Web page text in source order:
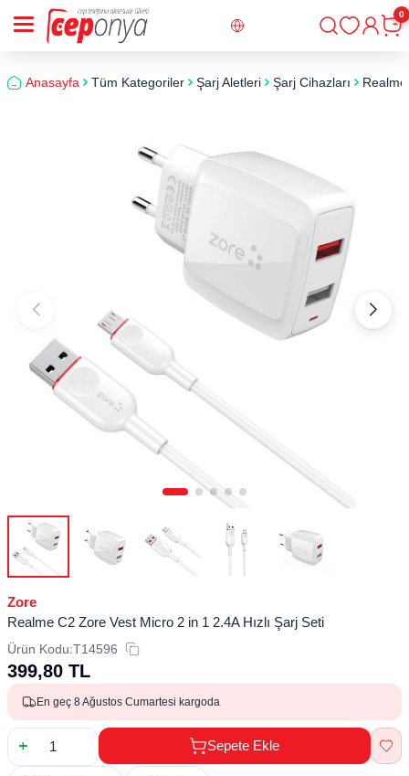
Giriş
0
Anasayfa Tüm Kategoriler Şarj Aletleri Şarj Cihazları
Zore
Realme C2 Zore Vest Micro 2 in 1 2.4A Hızlı Şarj Seti
Ürün Kodu:T14596
399,80 TL
En geç 8 Ağustos Cumartesi kargoda
Sepete Ekle